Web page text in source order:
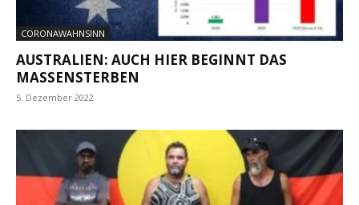
CORONAWAHNSINN
AUSTRALIEN: AUCH HIER BEGINNT DAS
MASSENSTERBEN
5. Dezember 2022